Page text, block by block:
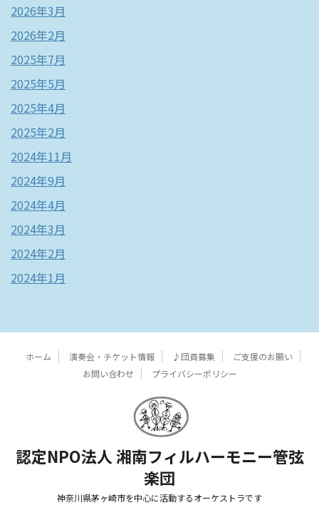
2026年3月
2026年2月
2025年7月
2025年5月
2025年4月
2025年2月
2024年11月
2024年9月
2024年4月
2024年3月
2024年2月
2024年1月
ホーム 演奏会・チケット情報 ♪団員募集
ご支援のお願い
お問い合わせ
プライバシーポリシー
認定NPO法人 湘南フィルハーモニー管弦
楽団
神奈川県茅ヶ崎市を中心に活動するオーケストラです